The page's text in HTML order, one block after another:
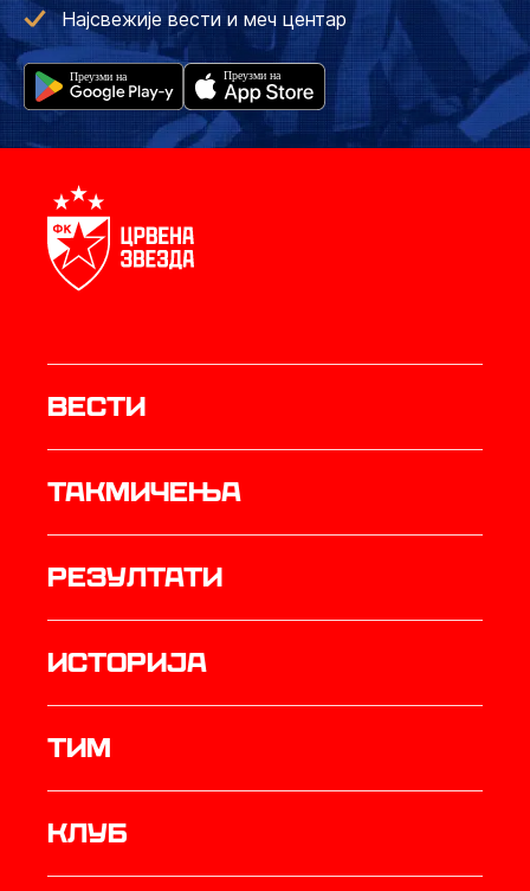
Најсвежије вести и меч центар
Вести
Такмичења
резултати
историја
ТИМ
Клуб